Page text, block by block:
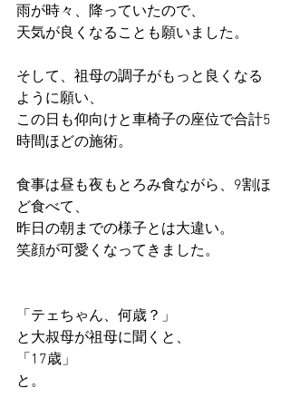
雨が時々、降っていたので、
天気が良くなることも願いました。
そして、祖母の調子がもっと良くなる
ように願い、
この日も仰向けと車椅子の座位で合計5
時間ほどの施術。
食事は昼も夜もとろみ食ながら、9割ほ
ど食べて、
昨日の朝までの様子とは大違い。
笑顔が可愛くなってきました。
「テェちゃん、何歳？」
と大叔母が祖母に聞くと、
「17歳」
と。